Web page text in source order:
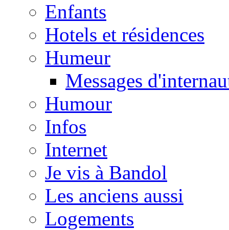
Enfants
Hotels et résidences
Humeur
Messages
Humour
Infos
Internet
Je vis à Bandol
Les anciens aussi
Logements